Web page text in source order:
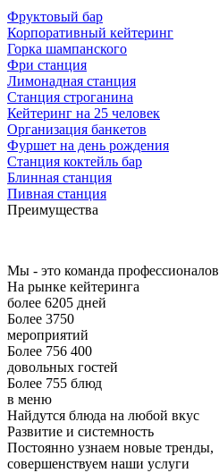
Фруктовый бар
Корпоративный кейтеринг
Горка шампанского
Фри станция
Лимонадная станция
Станция строганина
Кейтеринг на 25 человек
Организация банкетов
Фуршет на день рождения
Станция коктейль бар
Блинная станция
Пивная станция
Преимущества
Мы - это команда профессионалов
На рынке кейтеринга
более 6205 дней
Более 3750
мероприятий
Более 756 400
довольных гостей
Более 755 блюд
в меню
Найдутся блюда на любой вкус
Развитие и системность
Постоянно узнаем новые тренды,
совершенствуем наши услуги